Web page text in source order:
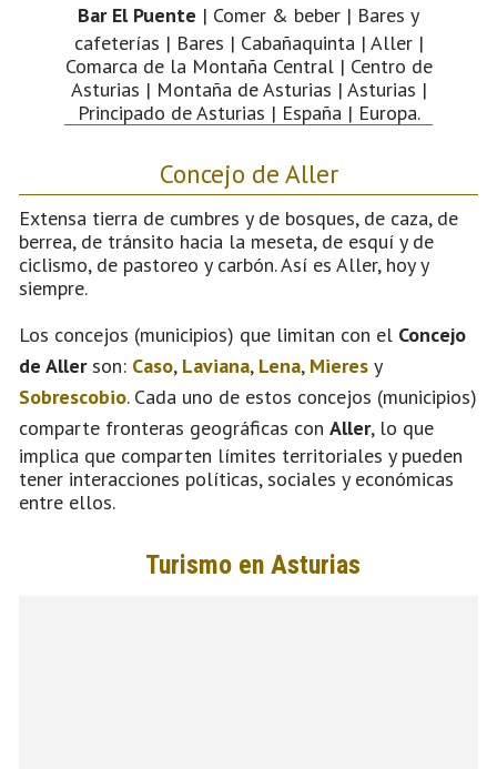
Bar El Puente | Comer & beber | Bares y
cafeterías | Bares | Cabañaquinta | Aller |
Comarca de la Montaña Central | Centro de
Asturias | Montaña de Asturias | Asturias |
Principado de Asturias | España | Europa.
Concejo de Aller
Extensa tierra de cumbres y de bosques, de caza, de
berrea, de tránsito hacia la meseta, de esquí y de
ciclismo, de pastoreo y carbón. Así es Aller, hoy y
siempre.
Los concejos (municipios) que limitan con el Concejo
de Allerson: Caso, Laviana, Lena, Mieres y
Sobrescobio. Cada uno de estos concejos (municipios)
comparte fronteras geográficas con Aller, lo que
implica que comparten límites territoriales y pueden
tener interacciones políticas, sociales y económicas
entre ellos.